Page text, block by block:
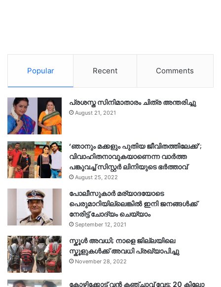
Popular Recent Comments
പ്രശസ്ത സിനിമാതാരം ചിത്ര അന്തരിച്ചു
August 21, 2021
‘ഞാനും മക്കളും പുതിയ ജീവിതത്തിലേക്ക്’;
വിവാഹിതനാവുകയാണെന്ന വാർത്ത
പങ്കുവച്ച് സിസ്റ്റർ ലിനിയുടെ ഭർത്താവ്
August 25, 2022
പോലീസുകാര്‍ മര്യാദയോടെ
പെരുമാറിയില്ലെങ്കില്‍ ഇനി ജനങ്ങള്‍ക്ക്
നേരിട്ട് ചോദ്യം ചെയ്യാം
September 12, 2021
സ്കൂൾ അവധി; നാളെ ജില്ലയിലെ
സ്കൂളുകൾക്ക് അവധി പ്രഖ്യാപിച്ചു
November 28, 2022
കോഴിക്കോട് വൻ കഞ്ചാവ് വേട്ട: 20 കിലോ